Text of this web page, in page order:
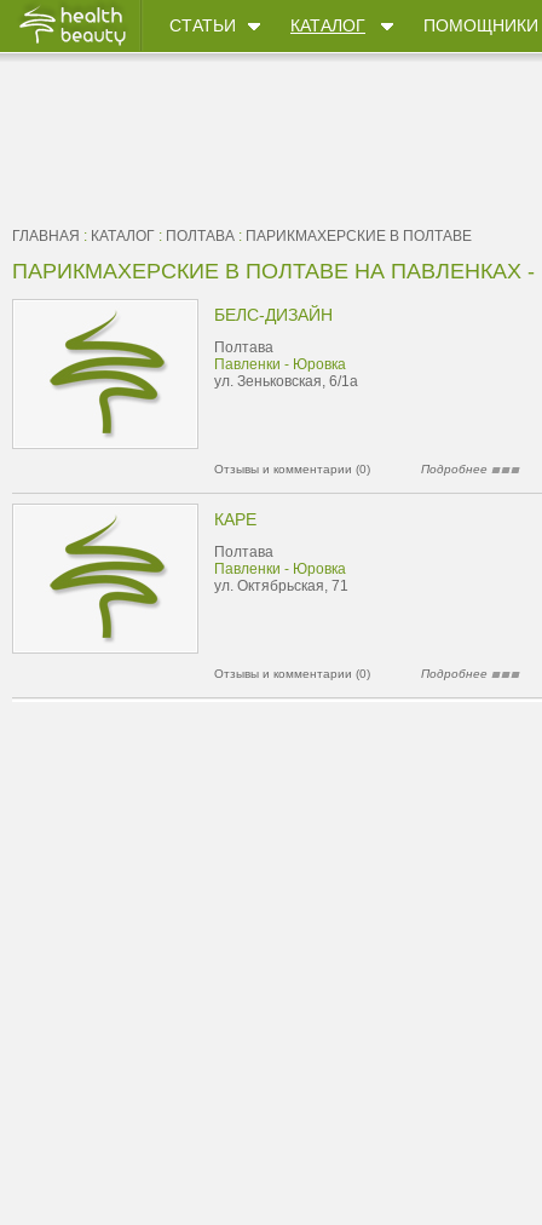
СТАТЬИ КАТАЛОГ ПОМОЩНИКИ
ГЛАВНАЯ : КАТАЛОГ : ПОЛТАВА : ПАРИКМАХЕРСКИЕ В ПОЛТАВЕ
ПАРИКМАХЕРСКИЕ В ПОЛТАВЕ НА ПАВЛЕНКАХ
БЕЛС-ДИЗАЙН
Полтава
Павленки - Юровка
ул. Зеньковская, 6/1а
Отзывы и комментарии (0) Подробнее
КАРЕ
Полтава
Павленки - Юровка
ул. Октябрьская, 71
Отзывы и комментарии (0) Подробнее